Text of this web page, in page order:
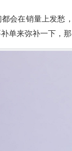
会在销量上发愁
单来弥补一下，